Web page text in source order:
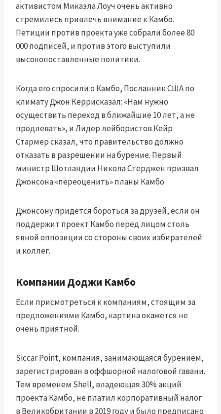
активистом Микаэла Лоучочень активно
стремились привлечь внимание к Камбо.
Петиции против проектауже собрали более 80
000 подписей, и против этого выступили
высокопоставленные политики.
Когда его спросили о Камбо, Посланник США по
климату Джон Керрисказал: «Нам нужно
осуществить переход в ближайшие 10 лет, а не
продлевать», иЛидер лейбористов Кейр
Стармерсказал, что правительство должно
отказать в разрешении на бурение. Первый
министр Шотландии Никола Стерджен призвал
Джонсона «переоценить» планы Камбо.
Джонсону придется бороться за друзей, если он
поддержит проект Камбо перед лицом столь
явной оппозиции со стороны своих избирателей
и коллег.
Компании Доджи Камбо
Если присмотреться к компаниям, стоящим за
предложениями Камбо, картина окажется не
очень приятной.
Siccar Point, компания, занимающаяся бурением,
зарегистрирован в оффшорной налоговой гавани.
Тем временем Shell, владеющая 30% акций
проекта Камбо, не платил корпоративный налог
в Великобритании в 2019 годуи было предписано